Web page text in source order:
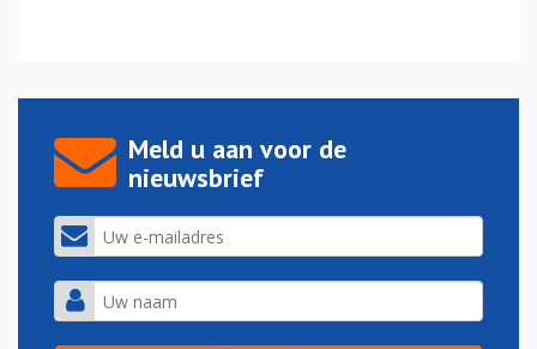
Meld u aan voor de
nieuwsbrief